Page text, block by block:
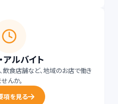
アルバイト
飲食店舗など、地域のお店で働き
せんか。
項を見る